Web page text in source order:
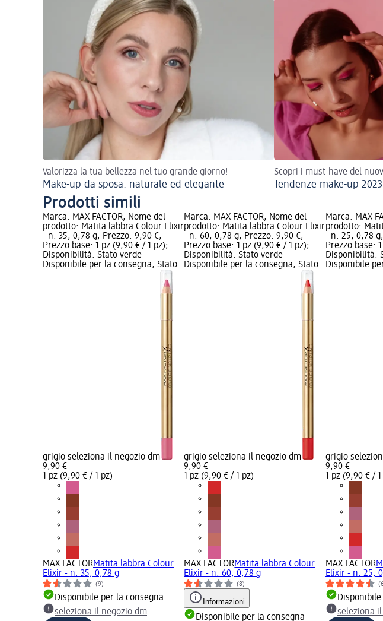
Valorizza la tua bellezza nel tuo grande giorno!
Make-up da sposa: naturale ed elegante
Scopri i must-have del
Tendenze make-up 2023
Prodotti simili
Marca: MAX FACTOR; Nome del
prodotto: Matita labbra Colour Elixir
- n. 35, 0,78 g; Prezzo: 9,90 €;
Prezzo base: 1 pz (9,90 € / 1 pz);
Disponibilità: Stato verde
Disponibile per la consegna, Stato
grigio seleziona il negozio dm
9,90 €
1 pz (9,90 € / 1 pz)
MAX FACTORMatita labbra Colour
Elixir - n. 35, 0,78 g
(9)
Disponibile per la consegna
seleziona il negozio dm
Marca: MAX FACTOR; Nome del
prodotto: Matita labbra Colour Elixir
- n. 60, 0,78 g; Prezzo: 9,90 €;
Prezzo base: 1 pz (9,90 € / 1 pz);
Disponibilità: Stato verde
Disponibile per la consegna, Stato
grigio seleziona il negozio dm
9,90 €
1 pz (9,90 € / 1 pz)
MAX FACTORMatita labbra Colour
Elixir - n. 60, 0,78 g
(8)
Informazioni
Disponibile per la consegna
Marca: MAX
prodotto:
- n. 25, 0,78
Prezzo base:
Disponibilità:
Disponibile
grigio
9,90 €
1 pz (9,90 € / 1
MAX FACTOR
Elixir - n. 25,
seleziona